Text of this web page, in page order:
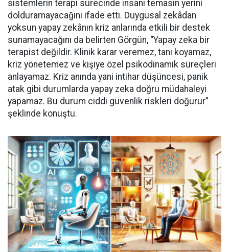
sistemlerin terapi sürecinde insani temasın yerini
dolduramayacağını ifade etti. Duygusal zekâdan
yoksun yapay zekânın kriz anlarında etkili bir destek
sunamayacağını da belirten Görgün, “Yapay zeka bir
terapist değildir. Klinik karar veremez, tanı koyamaz,
kriz yönetemez ve kişiye özel psikodinamik süreçleri
anlayamaz. Kriz anında yani intihar düşüncesi, panik
atak gibi durumlarda yapay zeka doğru müdahaleyi
yapamaz. Bu durum ciddi güvenlik riskleri doğurur”
şeklinde konuştu.